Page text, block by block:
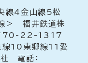
線4金山線5松
＞ 福井鉄道株
22-1317
線10東郷線11愛
電話：